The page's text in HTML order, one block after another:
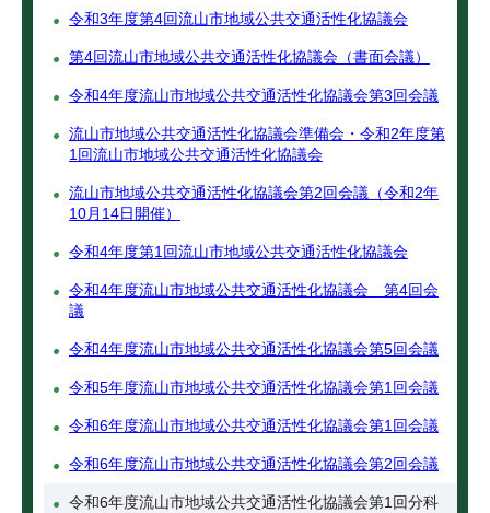
令和3年度第4回流山市地域公共交通活性化協議会
第4回流山市地域公共交通活性化協議会（書面会議）
令和4年度流山市地域公共交通活性化協議会第3回会議
流山市地域公共交通活性化協議会準備会・令和2年度第
1回流山市地域公共交通活性化協議会
流山市地域公共交通活性化協議会第2回会議（令和2年
10月14日開催）
令和4年度第1回流山市地域公共交通活性化協議会
令和4年度流山市地域公共交通活性化協議会 第4回会
議
令和4年度流山市地域公共交通活性化協議会第5回会議
令和5年度流山市地域公共交通活性化協議会第1回会議
令和6年度流山市地域公共交通活性化協議会第1回会議
令和6年度流山市地域公共交通活性化協議会第2回会議
令和6年度流山市地域公共交通活性化協議会第1回分科